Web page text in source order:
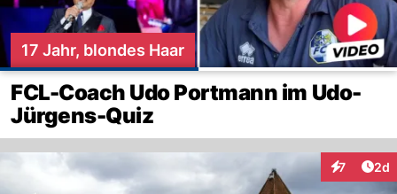
17 Jahr, blondes Haar
FCL-Coach Udo Portmann im Udo-
Jürgens-Quiz
7 2d